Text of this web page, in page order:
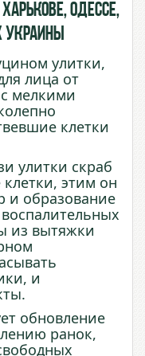
Одессе,
Украины
улитки,
лица от
мелкими
клетки
улитки скраб
этим он
и образование
из вытяжки
и
обновление
ранок,